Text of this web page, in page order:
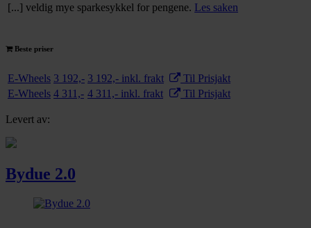
[...] veldig mye sparkesykkel for pengene. Les saken
Beste priser
E-Wheels 3 192,- 3 192,- inkl. frakt
Til Prisjakt
E-Wheels 4 311,- 4 311,- inkl. frakt Til Prisjakt
Levert av:
Bydue 2.0